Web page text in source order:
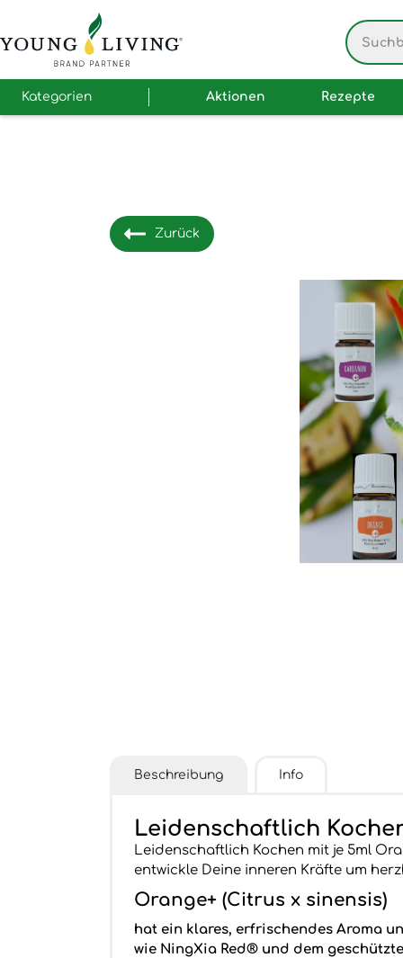
Kategorien Aktionen Rezepte
Zurück
Beschreibung Info
Leidenschaftlich
Leidenschaftlich Kochen mit je 5ml
entwickle Deine inneren Kräfte um
Orange+ (Citrus x sinensis)
hat ein klares, erfrischendes Aroma
wie NingXia Red® und dem